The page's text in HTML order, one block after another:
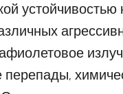
устойчивостью
перепады,